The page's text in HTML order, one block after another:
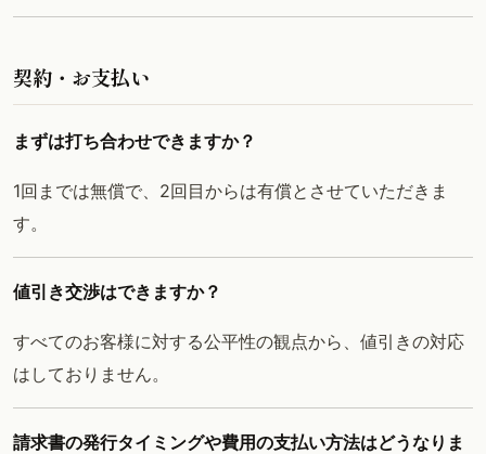
契約・お支払い
まずは打ち合わせできますか？
1回までは無償で、2回目からは有償とさせていただきま
す。
値引き交渉はできますか？
すべてのお客様に対する公平性の観点から、値引きの対応
はしておりません。
請求書の発行タイミングや費用の支払い方法はどうなりま